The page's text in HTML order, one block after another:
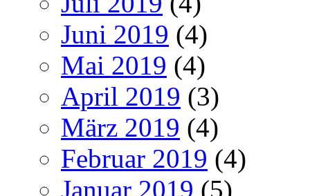
Juni 2019 (4)
Mai 2019 (4)
April 2019 (3)
März 2019 (4)
Februar 2019 (4)
Januar 2019 (5)